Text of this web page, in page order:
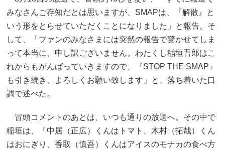
みなさんご存知だとは思いますが、SMAPは、『解散』と
いう形をとらせていただくことになりました」と報告。そ
して、「ファンのみなさまには突然の報告で驚かせてしま
って本当に、申し訳ございません。わたくし稲垣吾郎はこ
れからもがんばっていきますので、『STOP THE SMAP』
も引き続き、よろしくお願い致します」と、落ち着いた口
調で述べた。
冒頭コメントのあとは、いつも通りの放送へ。その中で
稲垣は、「中居（正広）くんはトマト、木村（拓哉）くん
はおにぎり、香取（慎吾）くんはアイスのモナカの食べ方